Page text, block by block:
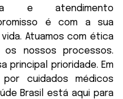
e atendimento
é com a sua
Atuamos com ética
nossos processos.
principal prioridade. Em
cuidados médicos
Brasil está aqui para